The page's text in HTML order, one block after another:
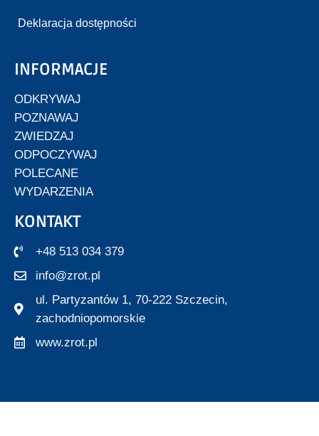
Deklaracja dostępności
INFORMACJE
ODKRYWAJ
POZNAWAJ
ZWIEDZAJ
ODPOCZYWAJ
POLECANE
WYDARZENIA
KONTAKT
+48 513 034 379
info@zrot.pl
ul. Partyzantów 1, 70-222 Szczecin,
zachodniopomorskie
www.zrot.pl